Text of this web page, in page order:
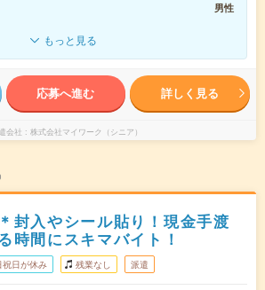
男性
もっと見る
応募へ進む 詳しく見る
会社 株式会社マイワーク（シニア）
封入やシール貼り！現金手渡
時間にスキマバイト！
祝日が休み 残業なし 派遣